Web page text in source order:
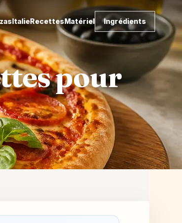
ItalieRecettesMatériel Ingrédients
pour